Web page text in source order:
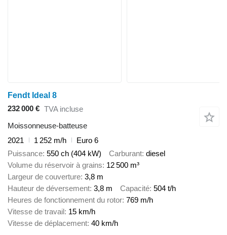
Fendt Ideal 8
232 000 € TVA incluse
Moissonneuse-batteuse
2021
1 252 m/h
Euro 6
Puissance 550 ch (404 kW) Carburant diesel
Volume du réservoir à grains 12 500 m³
Largeur de couverture 3,8 m
Hauteur de déversement 3,8 m Capacité 504 t/h
Heures de fonctionnement du rotor 769 m/h
Vitesse de travail 15 km/h
Vitesse de déplacement 40 km/h